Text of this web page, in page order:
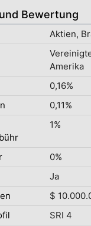
Bewertung
Aktien,
Amerika
0,16%
0,11%
1%
0%
Ja
$
SRI 4